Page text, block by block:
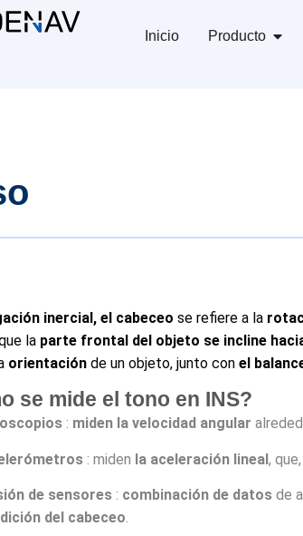
Inicio Producto
inercial, el cabeceo se refiere a la
la parte frontal del objeto se incline
orientación de un objeto, junto con el
se mide el tono en INS?
: miden la velocidad angular
: miden la aceleración lineal,
de sensores : combinación de datos de
del cabeceo.